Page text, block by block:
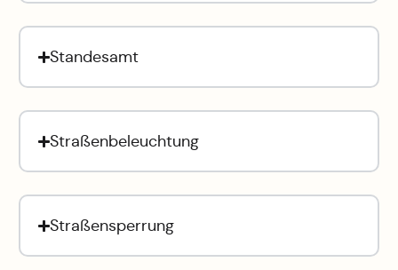
Standesamt
Straßenbeleuchtung
Straßensperrung